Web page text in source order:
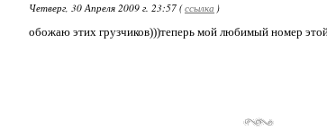
Четверг, 30 Апреля 2009 г. 23:57 (ссылка )
обожаю этих грузчиков)))теперь мой любимый номер